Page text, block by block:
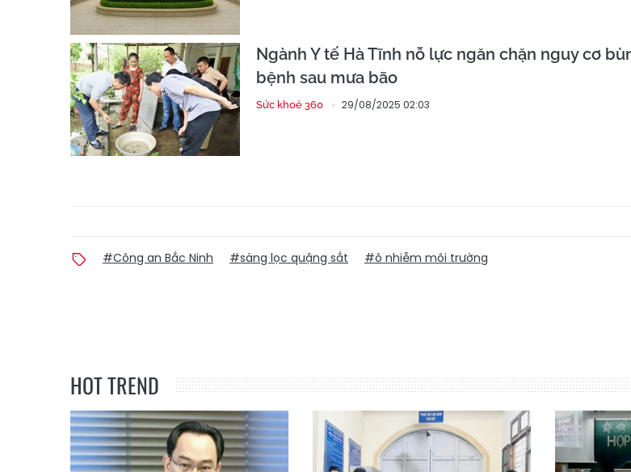
Ngành Y tế Hà Tĩnh nỗ lực ngăn chặn nguy cơ
bệnh sau mưa bão
Sức khoẻ 360 29/08/2025 02:03
#Công an Bắc Ninh #sàng lọc quặng sắt #ô nhiễm môi trường
HOT TREND